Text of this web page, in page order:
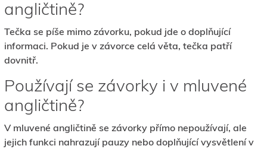
angličtině?
Tečka se píše mimo závorku, pokud jde o doplňující
informaci. Pokud je v závorce celá věta, tečka patří
dovnitř.
Používají se závorky i v mluvené
angličtině?
V mluvené angličtině se závorky přímo nepoužívají, ale
jejich funkci nahrazují pauzy nebo doplňující vysvětlení v